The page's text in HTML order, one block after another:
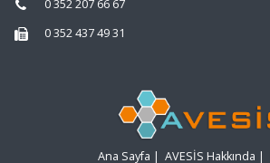
0 352 207 66 67
0 352 437 49 31
Ana Sayfa | AVESİS Hakkında |